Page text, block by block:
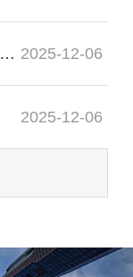
欧洲艺术玻璃加工生产厂家史英文名词解释 2025-12-06
2025-12-06